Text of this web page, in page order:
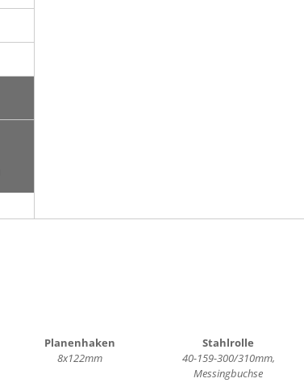
Planenhaken
8x122mm
Stahlrolle
40-159-300/310mm,
Messingbuchse